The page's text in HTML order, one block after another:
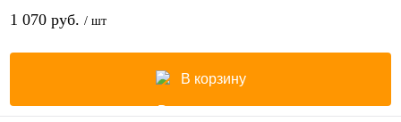
1 070 руб. / шт
В корзину